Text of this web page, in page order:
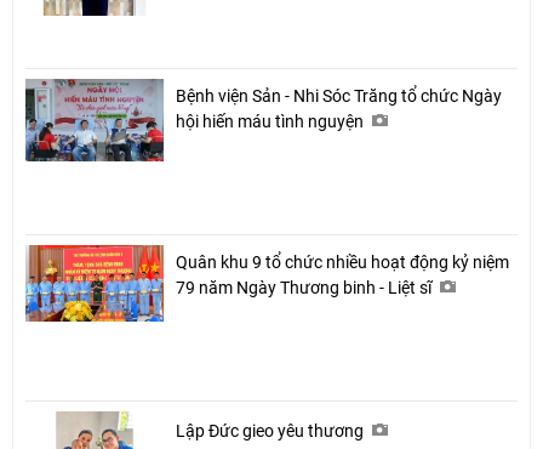
Bệnh viện Sản - Nhi Sóc Trăng tổ chức Ngày
hội hiến máu tình nguyện
Quân khu 9 tổ chức nhiều hoạt động kỷ niệm
79 năm Ngày Thương binh - Liệt sĩ
Lập Đức gieo yêu thương